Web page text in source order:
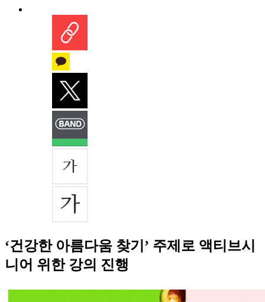
‘건강한 아름다움 찾기’ 주제로 액티브시
니어 위한 강의 진행